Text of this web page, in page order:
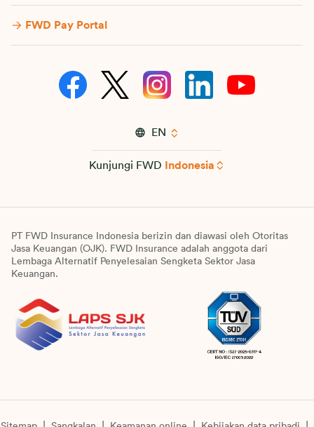
FWD Pay Portal
EN
Kunjungi FWD Indonesia
PT FWD Insurance Indonesia berizin dan diawasi oleh Otoritas
Jasa Keuangan (OJK). FWD Insurance adalah anggota dari
Lembaga Alternatif Penyelesaian Sengketa Sektor Jasa
Keuangan.